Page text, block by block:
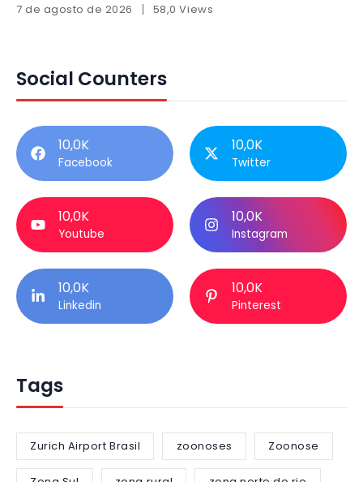
7 de agosto de 2026 58,0 Views
Social Counters
10,0K
Facebook
10,0K
Twitter
10,0K
Youtube
10,0K
Instagram
10,0K
Linkedin
10,0K
Pinterest
Tags
Zurich Airport Brasil zoonoses Zoonose